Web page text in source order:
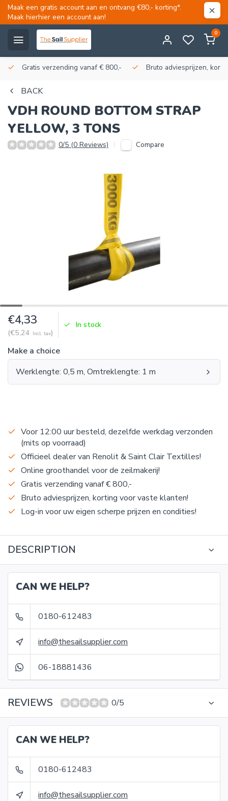
Maak een gratis account aan en ontvang €80,- korting*.
Maak hierhier een account aan!
0
Gratis verzending vanaf € 800,- Bruto adviesprijzen,
BACK
VDH ROUND BOTTOM STRAP
YELLOW, 3 TONS
0/5 (0 Reviews) Compare
€4,33
(€5,24 Incl. tax)
In stock
Make a choice
Werklengte: 0,5 m, Omtreklengte: 1 m
Voor 12:00 uur besteld, dezelfde werkdag verzonden
(mits op voorraad)
Officieel dealer van Renolit & Saint Clair Textilles!
Online groothandel voor de zeilmakerij!
Gratis verzending vanaf € 800,-
Bruto adviesprijzen, korting voor vaste klanten!
Log-in voor uw eigen scherpe prijzen en condities!
DESCRIPTION
CAN WE HELP?
0180-612483
info@thesailsupplier.com
06-18881436
REVIEWS 0/5
CAN WE HELP?
0180-612483
info@thesailsupplier.com